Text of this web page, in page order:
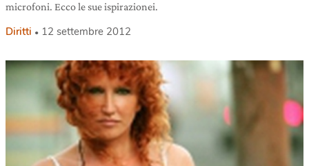
microfoni. Ecco le sue ispirazionei.
Diritti 12 settembre 2012